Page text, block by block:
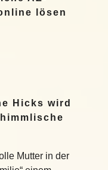
lösen
Hicks wird
Mutter in der